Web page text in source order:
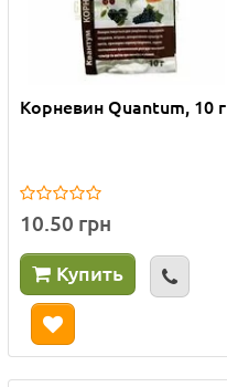
Корневин Quantum, 10 г
10.50 грн
Купить